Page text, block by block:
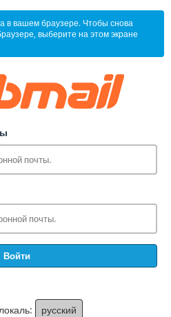
в вашем браузере. Чтобы снова
выберите на этом экране
Войти
русский